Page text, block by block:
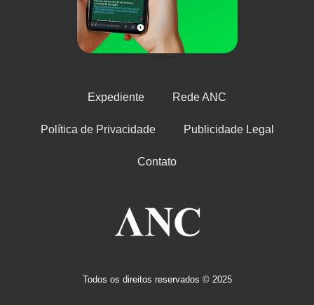
Expediente Rede ANC
Política de Privacidade Publicidade Legal
Contato
Todos os direitos reservados © 2025